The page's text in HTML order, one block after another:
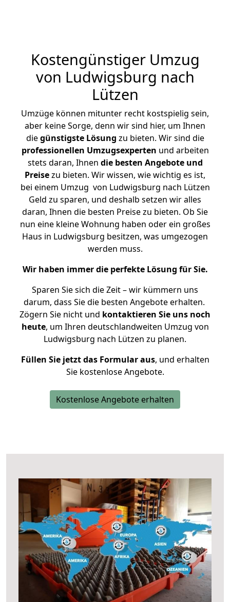
Kostengünstiger Umzug
von Ludwigsburg nach
Lützen
Umzüge können mitunter recht kostspielig sein,
aber keine Sorge, denn wir sind hier, um Ihnen
diegünstigste Lösung zu bieten. Wir sind die
professionellen Umzugsexperten und arbeiten
stets daran, Ihnen die besten Angebote und
Preisezu bieten. Wir wissen, wie wichtig es ist,
bei einem Umzug von Ludwigsburg nach Lützen
Geld zu sparen, und deshalb setzen wir alles
daran, Ihnen die besten Preise zu bieten. Ob Sie
nun eine kleine Wohnung haben oder ein großes
Haus in Ludwigsburg besitzen, was umgezogen
werden muss.
Wir haben immer die perfekte Lösung für Sie.
Sparen Sie sich die Zeit – wir kümmern uns
darum, dass Sie die besten Angebote erhalten.
Zögern Sie nicht und kontaktieren Sie uns noch
heute, um Ihren deutschlandweiten Umzug von
Ludwigsburg nach Lützen zu planen.
Füllen Sie jetzt das Formular aus, und erhalten
Sie kostenlose Angebote.
Kostenlose Angebote erhalten